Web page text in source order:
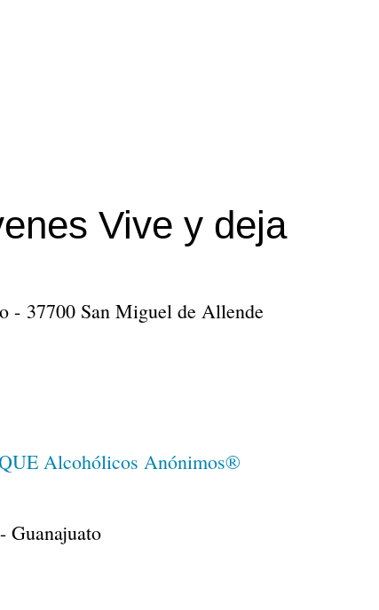
Vive y deja
- 37700 San Miguel de Allende
Guanajuato